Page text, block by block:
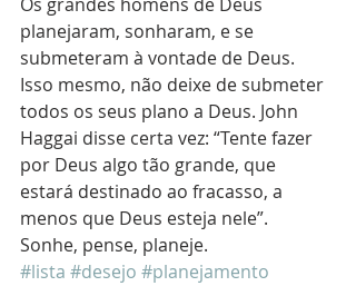
Os grandes homens de Deus
planejaram, sonharam, e se
submeteram à vontade de Deus.
Isso mesmo, não deixe de submeter
todos os seus plano a Deus. John
Haggai disse certa vez: “Tente fazer
por Deus algo tão grande, que
estará destinado ao fracasso, a
menos que Deus esteja nele”.
Sonhe, pense, planeje.
#lista #desejo #planejamento